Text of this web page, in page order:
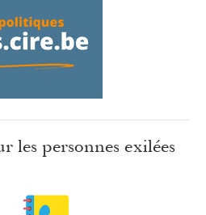
les personnes exilées